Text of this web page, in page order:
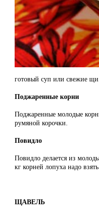
готовый суп или свежие
Поджаренные корни
Поджаренные молодые
румяной корочки.
Повидло
Повидло делается из
кг корней лопуха надо
ЩАВЕЛЬ